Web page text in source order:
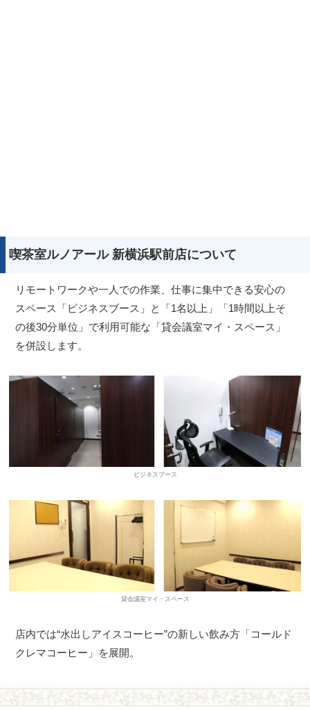
喫茶室ルノアール 新横浜駅前店について
リモートワークや一人での作業、仕事に集中できる安心の
スペース「ビジネスブース」と「1名以上」「1時間以上そ
の後30分単位」で利用可能な「貸会議室マイ・スペース」
を併設します。
ビジネスブース
貸会議室マイ・スペース
店内では“水出しアイスコーヒー”の新しい飲み方「コールド
クレマコーヒー」を展開。